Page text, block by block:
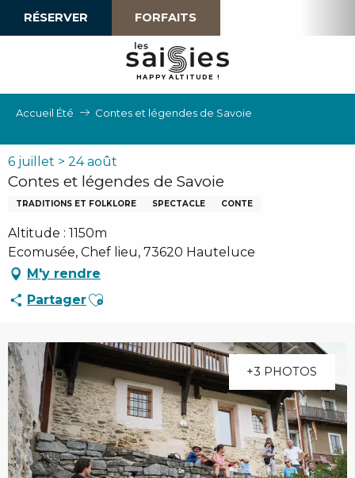
RÉSERVER FORFAITS
HAPPY ALTI TU D E !
Accueil Été Contes et légendes de Savoie
6 juillet > 24 août
Contes et légendes de Savoie
TRADITIONS ET FOLKLORE SPECTACLE CONTE
Altitude : 1150m
Ecomusée, Chef lieu, 73620 Hauteluce
M'y rendre
PartagerAjouter aux favoris
+3 PHOTOS